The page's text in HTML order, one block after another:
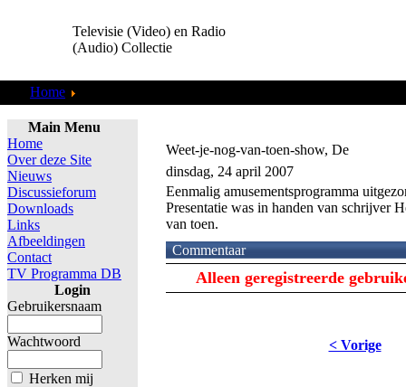
Televisie (Video) en Radio
(Audio) Collectie
Home
Main Menu
Home
Over deze Site
Nieuws
Discussieforum
Downloads
Links
Afbeeldingen
Contact
TV Programma DB
Login
Gebruikersnaam
Wachtwoord
Herken mij
Weet-je-nog-van-toen-show, De
dinsdag, 24 april 2007
Eenmalig amusementsprogramma
Presentatie was in handen van schrijver
van toen.
Commentaar
Alleen geregistreerde
< Vorige